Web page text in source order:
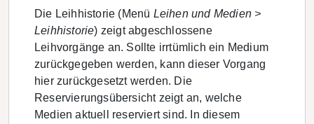
Die Leihhistorie (Menü Leihen und Medien >
Leihhistorie) zeigt abgeschlossene
Leihvorgänge an. Sollte irrtümlich ein Medium
zurückgegeben werden, kann dieser Vorgang
hier zurückgesetzt werden. Die
Reservierungsübersicht zeigt an, welche
Medien aktuell reserviert sind. In diesem